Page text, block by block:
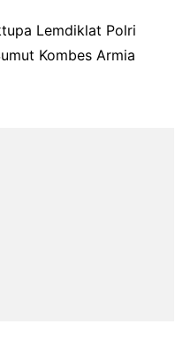
Lemdiklat Polri
Kombes Armia